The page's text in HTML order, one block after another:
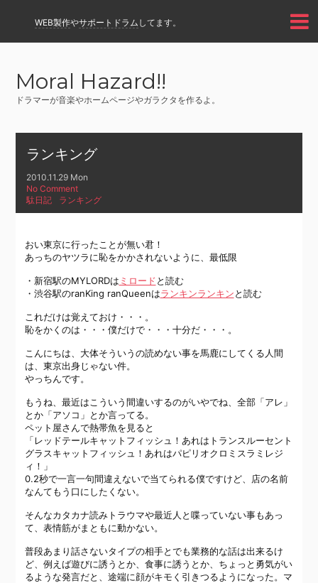
WEB製作やサポートドラム してます。
Moral Hazard!!
ドラマーが音楽やホームページやガラクタを作るよ。
ランキング
2010.11.29 Mon
No Comment
駄日記
ランキング
おい東京に行ったことが無い君！
あっちのヤツラに恥をかかされないように、最低限
・新宿駅のMYLORDは ミロードと読む
・渋谷駅のranKing ranQueenはランキンランキンと読む
これだけは覚えておけ・・・。
恥をかくのは・・・僕だけで・・・十分だ・・・。
こんにちは、大体そういうの読めない事を馬鹿にしてくる人間
は、東京出身じゃない件。
やっちんです。
もうね、最近はこういう間違いするのがいやでね、全部「アレ」
とか「アソコ」とか言ってる。
ペット屋さんで熱帯魚を見ると
「レッドテールキャットフィッシュ！あれはトランスルーセント
グラスキャットフィッシュ！あれはパピリオクロミスラミレジ
ィ！」
0.2秒で一言一句間違えないで当てられる僕ですけど、店の名前
なんてもう口にしたくない。
そんなカタカナ読みトラウマや最近人と喋っていない事もあっ
て、表情筋がまともに動かない。
普段あまり話さないタイプの相手とでも業務的な話は出来るけ
ど、例えば遊びに誘うとか、食事に誘うとか、ちょっと勇気がい
るような発言だと、途端に顔がキモく引きつるようになった。マ